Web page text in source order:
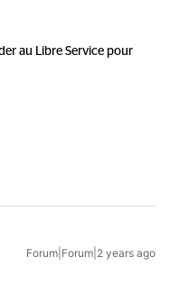
au Libre Service pour
Forum|Forum|2 years ago